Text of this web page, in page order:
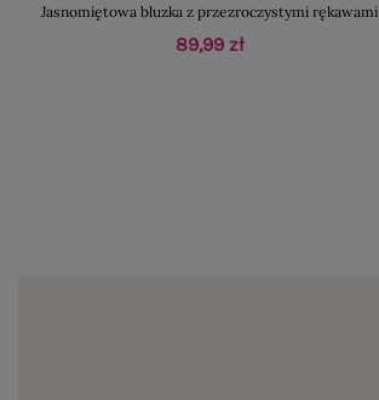
Jasnomiętowa bluzka z przezroczystymi rękawami
89,99 zł